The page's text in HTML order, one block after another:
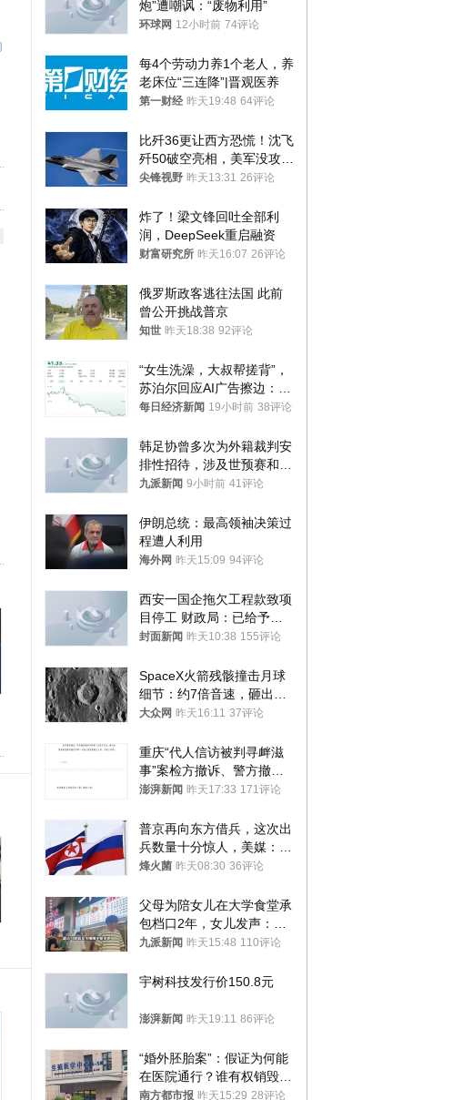
炮”遭嘲讽：“废物利用”
环球网 12小时前 74评论
每4个劳动力养1个老人，养
老床位“三连降”|晋观医养
第一财经 昨天19:48 64评论
比歼36更让西方恐慌！沈飞
歼50破空亮相，美军没攻克
的技术被拿下
尖锋视野 昨天13:31 26评论
炸了！梁文锋回吐全部利
润，DeepSeek重启融资
财富研究所 昨天16:07 26评论
俄罗斯政客逃往法国 此前
曾公开挑战普京
知世 昨天18:38 92评论
“女生洗澡，大叔帮搓背”，
苏泊尔回应AI广告擦边：视
频全下架，已强化内容管理
每日经济新闻 19小时前 38评论
韩足协曾多次为外籍裁判安
排性招待，涉及世预赛和奥
预赛，韩足协回应
九派新闻 9小时前 41评论
伊朗总统：最高领袖决策过
程遭人利用
海外网 昨天15:09 94评论
西安一国企拖欠工程款致项
目停工 财政局：已给予处
分，正督促整改
封面新闻 昨天10:38 155评论
SpaceX火箭残骸撞击月球
细节：约7倍音速，砸出直
径约30米撞击坑
大众网 昨天16:11 37评论
重庆“代人信访被判寻衅滋
事”案检方撤诉、警方撤
案，两被告人获国赔
澎湃新闻 昨天17:33 171评论
普京再向东方借兵，这次出
兵数量十分惊人，美媒：俄
朝要动真格？
烽火菌 昨天08:30 36评论
父母为陪女儿在大学食堂承
包档口2年，女儿发声：初
衷是为了陪伴，毕业后将不
九派新闻 昨天15:48 110评论
宇树科技发行价150.8元
澎湃新闻 昨天19:11 86评论
“婚外胚胎案”：假证为何能
在医院通行？谁有权销毁胚
胎？
南方都市报 昨天15:29 28评论